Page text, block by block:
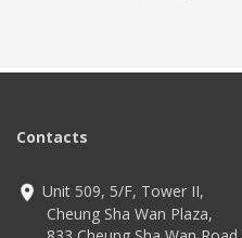
Contacts
Unit 509, 5/F, Tower II,
Cheung Sha Wan Plaza,